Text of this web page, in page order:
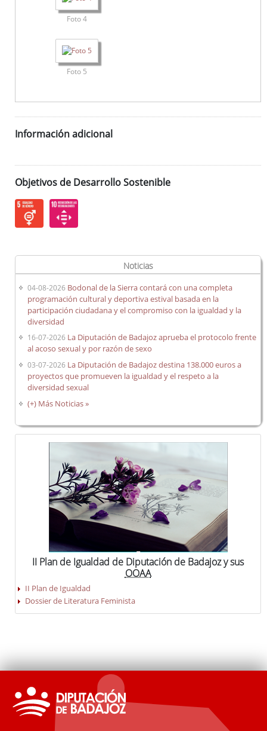
Foto 4
Foto 5
Información adicional
Objetivos de Desarrollo Sostenible
Noticias
04-08-2026 Bodonal de la Sierra contará con una completa
programación cultural y deportiva estival basada en la
participación ciudadana y el compromiso con la igualdad y la
diversidad
16-07-2026 La Diputación de Badajoz aprueba el protocolo frente
al acoso sexual y por razón de sexo
03-07-2026 La Diputación de Badajoz destina 138.000 euros a
proyectos que promueven la igualdad y el respeto a la
diversidad sexual
(+) Más Noticias »
II Plan de Igualdad de Diputación de Badajoz y sus
OOAA
II Plan de Igualdad
Dossier de Literatura Feminista